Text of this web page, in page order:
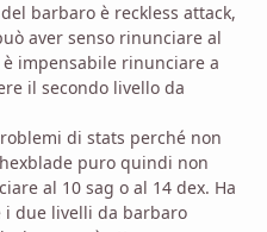
barbaro è reckless attack,
aver senso rinunciare al
impensabile rinunciare a
il secondo livello da
di stats perché non
puro quindi non
al 10 sag o al 14 dex. Ha
due livelli da barbaro